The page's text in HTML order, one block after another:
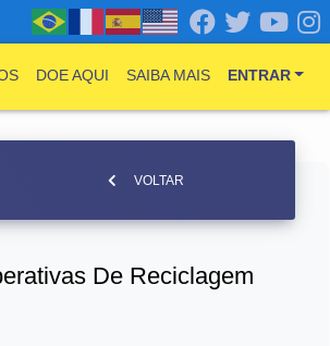
DOE AQUI SAIBA MAIS ENTRAR
VOLTAR
De Reciclagem